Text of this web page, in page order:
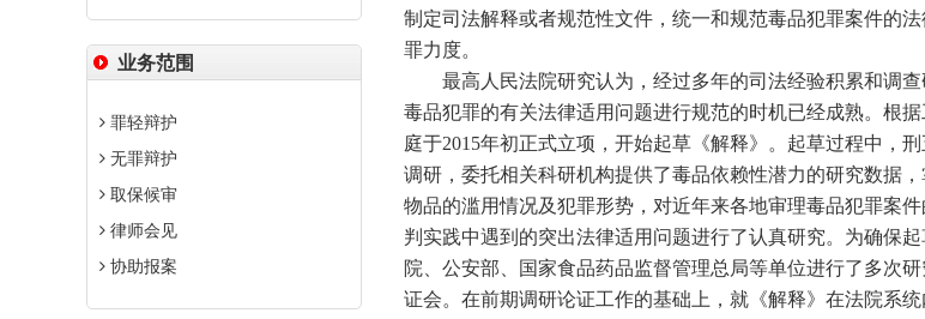
业务范围
罪轻辩护
无罪辩护
取保候审
律师会见
协助报案
制定司法解释或者规范性文件，统一和规范毒品犯罪案件的
罪力度。
最高人民法院研究认为，经过多年的司法经验积累和调查
毒品犯罪的有关法律适用问题进行规范的时机已经成熟。根
庭于2015年初正式立项，开始起草《解释》。起草过程中，
调研，委托相关科研机构提供了毒品依赖性潜力的研究数据
物品的滥用情况及犯罪形势，对近年来各地审理毒品犯罪案
判实践中遇到的突出法律适用问题进行了认真研究。为确保
院、公安部、国家食品药品监督管理总局等单位进行了多次
证会。在前期调研论证工作的基础上，就《解释》在法院系统